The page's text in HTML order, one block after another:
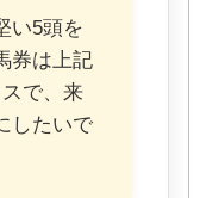
い5頭を
券は上記
で、来
したいで